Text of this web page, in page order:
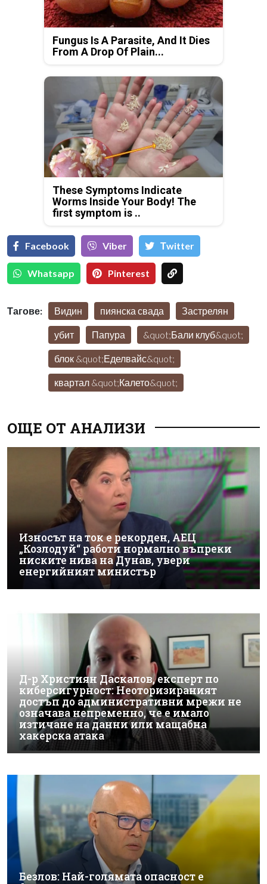
Fungus Is A Parasite, And It Dies
From A Drop Of Plain...
These Symptoms Indicate
Worms Inside Your Body! The
first symptom is ..
Facebook Viber Тwitter
Whatsapp Pinterest
Тагове: Видин пиянска свада Застрелян
убит Папура &quot;Бали клуб&quot;
блок &quot;Еделвайс&quot;
квартал &quot;Калето&quot;
ОЩЕ ОТ АНАЛИЗИ
Износът на ток е рекорден, АЕЦ
„Козлодуй“ работи нормално въпреки
ниските нива на Дунав, увери
енергийният министър
Д-р Християн Даскалов, експерт по
киберсигурност: Неоторизираният
достъп до административни мрежи не
означава непременно, че е имало
изтичане на данни или мащабна
хакерска атака
Безлов: Най-голямата опасност е